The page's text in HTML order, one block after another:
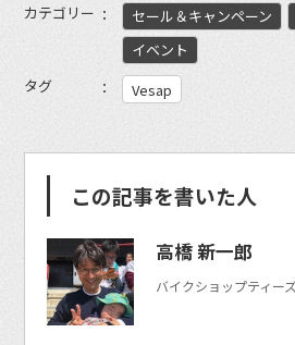
カテゴリー セール＆キャンペーン
イベント
タグ
Vesap
この記事を書いた人
高橋 新一郎
バイクショップティー